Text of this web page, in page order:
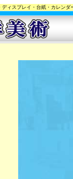
ィスプレイ・台紙・カレン